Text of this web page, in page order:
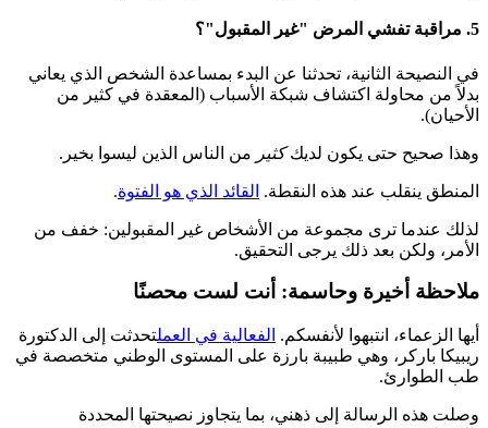
5. مراقبة تفشي المرض "غير المقبول"؟
في النصيحة الثانية، تحدثنا عن البدء بمساعدة الشخص الذي يعاني
بدلاً من محاولة اكتشاف شبكة الأسباب (المعقدة في كثير من
الأحيان).
وهذا صحيح حتى يكون لديككثير من الناس الذين ليسوا بخير.
المنطق ينقلب عند هذه النقطة. القائد الذي هو الفتوة.
لذلك عندما ترى مجموعة من الأشخاص غير المقبولين: خفف من
الأمر، ولكن بعد ذلك يرجى التحقيق.
ملاحظة أخيرة وحاسمة: أنت لست محصنًا
أيها الزعماء، انتبهوا لأنفسكم. الفعالية في العملتحدثت إلى الدكتورة
ريبيكا باركر، وهي طبيبة بارزة على المستوى الوطني متخصصة في
طب الطوارئ.
وصلت هذه الرسالة إلى ذهني، بما يتجاوز نصيحتها المحددة